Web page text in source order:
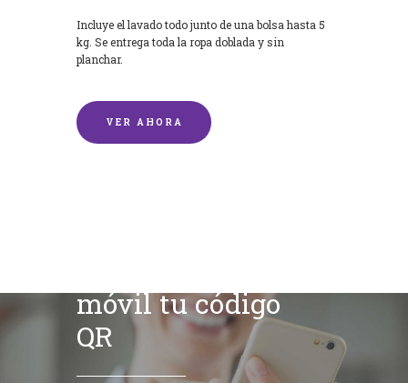
Incluye el lavado todo junto de una bolsa hasta 5
kg. Se entrega toda la ropa doblada y sin
planchar.
VER AHORA
móvil tu código
QR